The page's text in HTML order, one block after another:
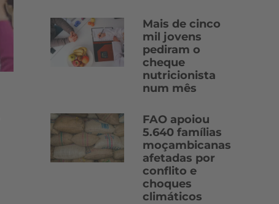
Mais de cinco
mil jovens
pediram o
cheque
nutricionista
num mês
FAO apoiou
5.640 famílias
moçambicanas
afetadas por
conflito e
choques
climáticos